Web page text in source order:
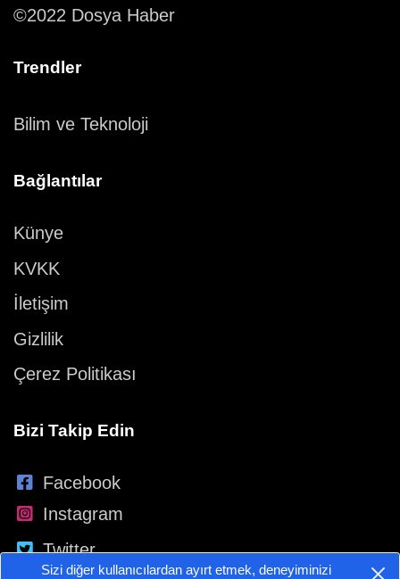
©2022 Dosya Haber
Trendler
Bilim ve Teknoloji
Bağlantılar
Künye
KVKK
İletişim
Gizlilik
Çerez Politikası
Bizi Takip Edin
Facebook
Instagram
Twitter
Sizi diğer kullanıcılardan ayırt etmek, deneyiminizi